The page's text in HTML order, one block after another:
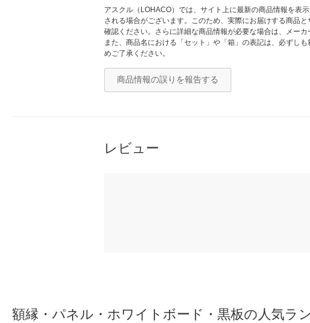
アスクル（LOHACO）では、サイト上に最新の商品情報を表
される場合がございます。このため、実際にお届けする商品
確認ください。さらに詳細な商品情報が必要な場合は、メーカ
また、商品名における「セット」や「箱」の表記は、必ずし
めご了承ください。
商品情報の誤りを報告する
レビュー
額縁・パネル・ホワイトボード・黒板の人気ラ